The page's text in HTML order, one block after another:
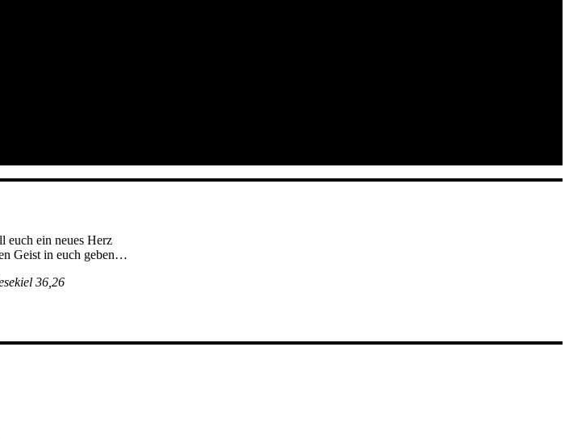
euch ein neues Herz
Geist in euch geben…
36,26